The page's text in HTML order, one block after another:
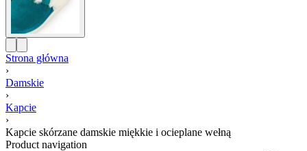
Strona główna
›
Damskie
›
Kapcie
›
Kapcie skórzane damskie miękkie i ocieplane wełną
Product navigation